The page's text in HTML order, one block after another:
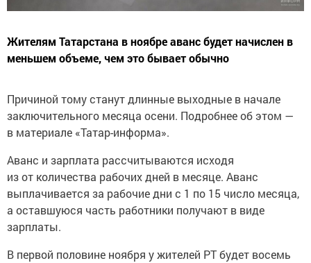
Жителям Татарстана в ноябре аванс будет начислен в
меньшем объеме, чем это бывает обычно
Причиной тому станут длинные выходные в начале
заключительного месяца осени. Подробнее об этом —
в материале «Татар-информа».
Аванс и зарплата рассчитываются исходя
из от количества рабочих дней в месяце. Аванс
выплачивается за рабочие дни с 1 по 15 число месяца,
а оставшуюся часть работники получают в виде
зарплаты.
В первой половине ноября у жителей РТ будет восемь